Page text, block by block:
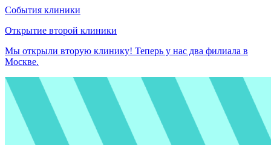
События клиники
Открытие второй клиники
Мы открыли вторую клинику! Теперь у нас два филиала в
Москве.